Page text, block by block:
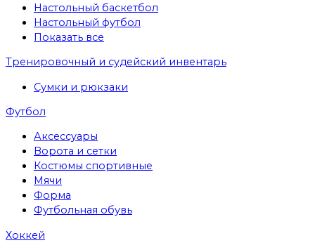
Настольный баскетбол
Настольный футбол
Показать все
Тренировочный и судейский инвентарь
Сумки и рюкзаки
Футбол
Аксессуары
Ворота и сетки
Костюмы спортивные
Мячи
Форма
Футбольная обувь
Хоккей